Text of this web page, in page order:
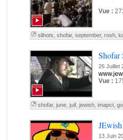
Vue :
slihots shofar, september, rosh,
Shofar
26 Juillet
Vue :
shofar, june, juif, jewish, imapct,
13 Juin